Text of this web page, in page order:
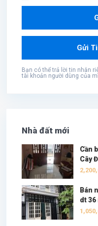
Bạn có thể trả lời tin nhắn
tài khoản người dùng của
Nhà đất mới
Cần
Cây
Bán
dt 36